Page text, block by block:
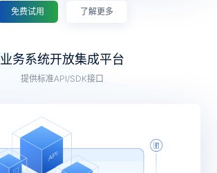
免费试用 了解更多
业务系统开放集成平台
提供标准API/SDK接口